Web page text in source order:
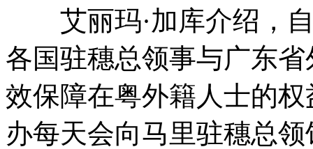
艾丽玛·加库介绍，自
各国驻穗总领事与广东
效保障在粤外籍人士的
办每天会向马里驻穗总